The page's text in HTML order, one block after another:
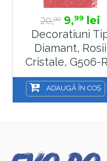
20,00 9,99 lei
Decoratiuni
Diamant, Rosii
Cristale, G506-
ADAUGĂ ÎN COȘ